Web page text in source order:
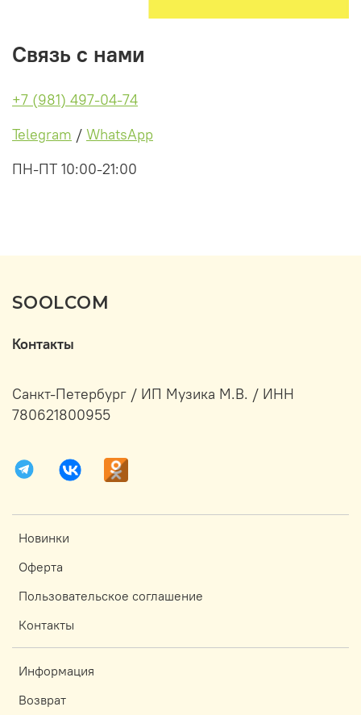
Связь с нами
+7 (981) 497-04-74
Telegram / WhatsApp
ПН-ПТ 10:00-21:00
SOOLCOM
Новинки
Оферта
Пользовательское соглашение
Контакты
Информация
Возврат
Контакты
Санкт-Петербург / ИП Музика М.В. / ИНН
780621800955